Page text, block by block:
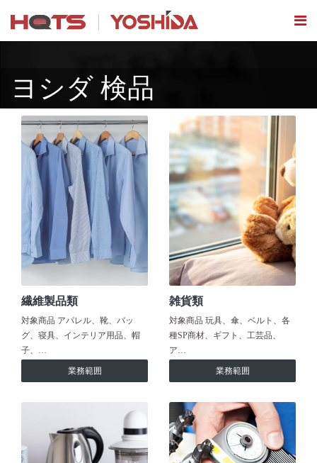
ヨシダ 検品
繊維製品類
対象商品 アパレル、靴、バッ
グ、寝具、インテリア用品、帽
子、…
業務範囲
雑貨類
対象商品 玩具、傘、ベルト、各
種SP商材、ギフト、工芸品、
ア…
業務範囲